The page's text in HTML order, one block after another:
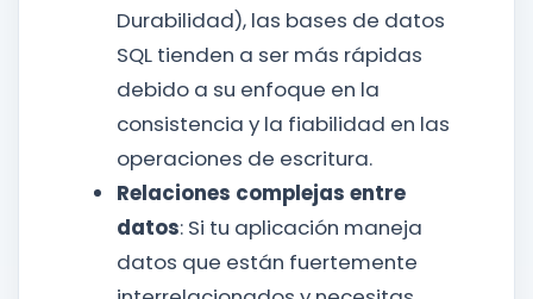
Durabilidad), las bases de datos
SQL tienden a ser más rápidas
debido a su enfoque en la
consistencia y la fiabilidad en las
operaciones de escritura.
Relaciones complejas entre
datos: Si tu aplicación maneja
datos que están fuertemente